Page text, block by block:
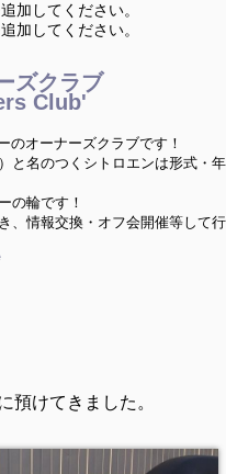
ズクラブ
Club'
のオーナーズクラブです！
と名のつくシトロエンは形式・年
の輪です！
、情報交換・オフ会開催等して行
是非どうぞ！
預けてきました。